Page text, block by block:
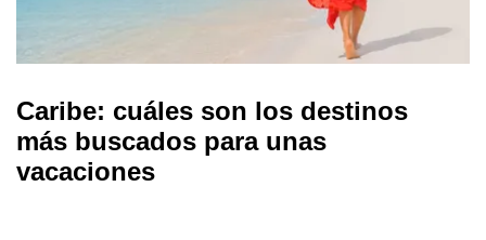
Caribe: cuáles son los destinos
más buscados para unas
vacaciones